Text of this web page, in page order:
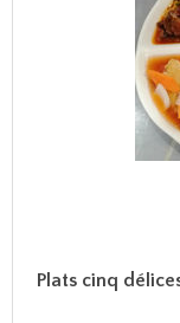
Plats cinq